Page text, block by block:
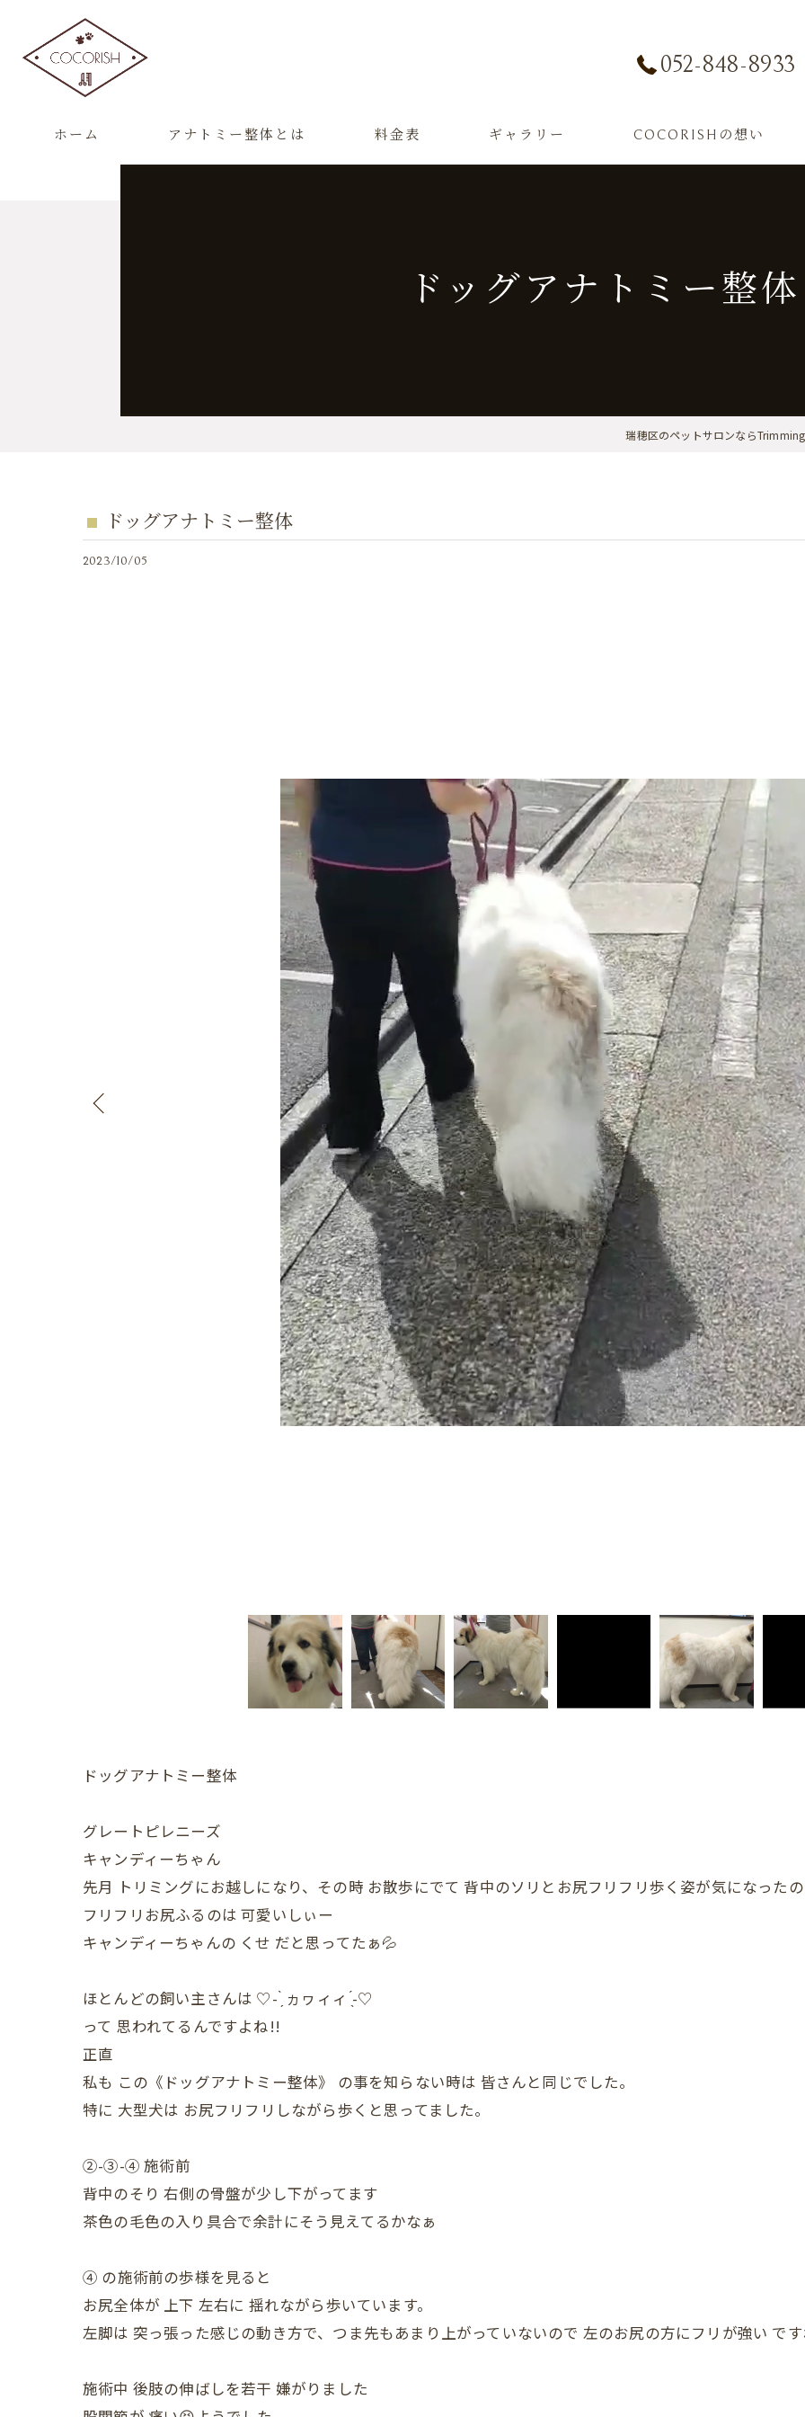
052-848-8933
ホーム アナトミー整体とは 料金表 ギャラリー COCORISHの想い
ドッグアナトミー整体
瑞穂区のペットサロンなら
ドッグアナトミー整体
2023/10/05
ドッグアナトミー整体
グレートピレニーズ
キャンディーちゃん
先月 トリミングにお越しになり、その時 お散歩にでて 背中のソリとお尻フリフリ歩く姿が気になった
フリフリお尻ふるのは 可愛いしぃー
キャンディーちゃんの くせ だと思ってたぁ💦
ほとんどの飼い主さんは ♡- ̗̀ ヵヮィィ ̖́-♡
って 思われてるんですよね!!
正直
私も この《ドッグアナトミー整体》 の事を知らない時は 皆さんと同じでした。
特に 大型犬は お尻フリフリしながら歩くと思ってました。
②-③-④ 施術前
背中のそり 右側の骨盤が少し下がってます
茶色の毛色の入り具合で余計にそう見えてるかなぁ
④ の施術前の歩様を見ると
お尻全体が 上下 左右に 揺れながら歩いています。
左脚は 突っ張った感じの動き方で、つま先もあまり上がっていないので 左のお尻の方にフリが強い で
施術中 後肢の伸ばしを若干 嫌がりました